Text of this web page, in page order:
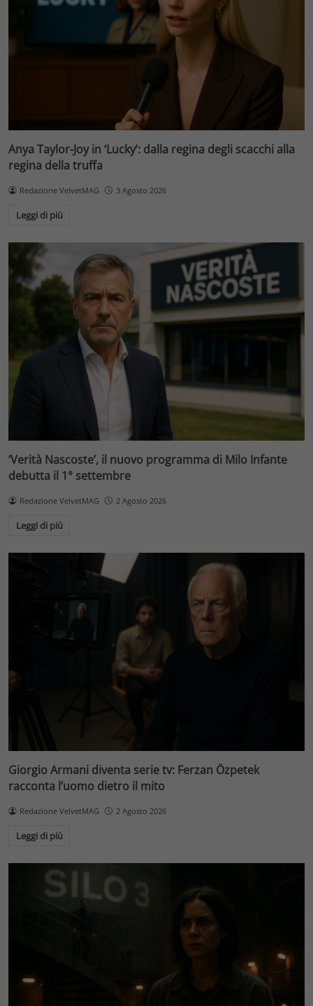
Anya Taylor-Joy in ‘Lucky’: dalla regina degli scacchi alla
regina della truffa
Redazione VelvetMAG 3 Agosto 2026
Leggi di più
‘Verità Nascoste’, il nuovo programma di Milo Infante
debutta il 1° settembre
Redazione VelvetMAG 2 Agosto 2026
Leggi di più
Giorgio Armani diventa serie tv: Ferzan Özpetek
racconta l’uomo dietro il mito
Redazione VelvetMAG 2 Agosto 2026
Leggi di più